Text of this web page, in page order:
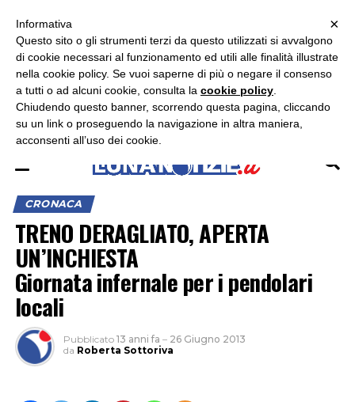
ASCOLTA RADIO LUNA
CRONACA
TRENO DERAGLIATO, APERTA
UN’INCHIESTA
Giornata infernale per i pendolari
locali
Pubblicato 13 anni fa – 26 Giugno 2013
da Roberta Sottoriva
×
×
Informativa
Questo sito o gli strumenti terzi da questo utilizzati si avvalgono
di cookie necessari al funzionamento ed utili alle finalità illustrate
nella cookie policy. Se vuoi saperne di più o negare il consenso
a tutti o ad alcuni cookie, consulta la cookie policy
Chiudendo questo banner, scorrendo questa pagina, cliccando
su un link o proseguendo la navigazione in altra maniera,
acconsenti all’uso dei cookie.